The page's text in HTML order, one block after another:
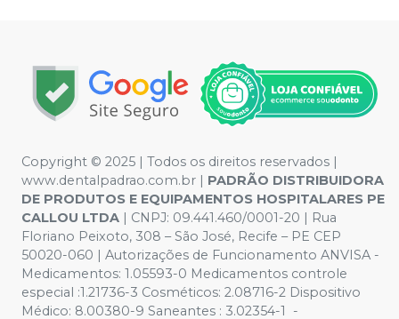
Copyright © 2025 | Todos os direitos reservados |
www.dentalpadrao.com.br | PADRÃO DISTRIBUIDORA
DE PRODUTOS E EQUIPAMENTOS HOSPITALARES PE
CALLOU LTDA | CNPJ: 09.441.460/0001-20 | Rua
Floriano Peixoto, 308 – São José, Recife – PE CEP
50020-060 | Autorizações de Funcionamento ANVISA -
Medicamentos: 1.05593-0 Medicamentos controle
especial :1.21736-3 Cosméticos: 2.08716-2 Dispositivo
Médico: 8.00380-9 Saneantes : 3.02354-1 -